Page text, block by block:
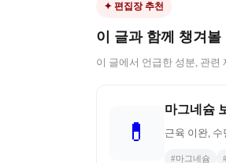
✦ 편집장 추천
이 글과 함께 챙겨볼
이 글에서 언급한 성분, 관련
💊
마그네슘
근육 이완,
#마그네슘 #